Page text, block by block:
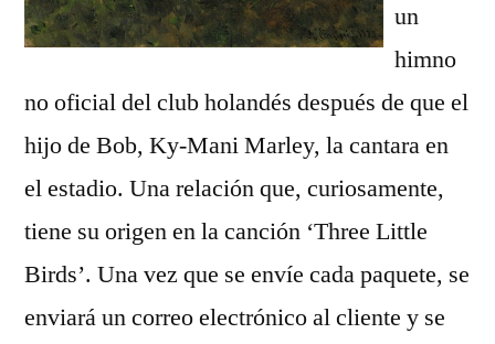
un
himno
no oficial del club holandés después de que el
hijo de Bob, Ky-Mani Marley, la cantara en
el estadio. Una relación que, curiosamente,
tiene su origen en la canción ‘Three Little
Birds’. Una vez que se envíe cada paquete, se
enviará un correo electrónico al cliente y se